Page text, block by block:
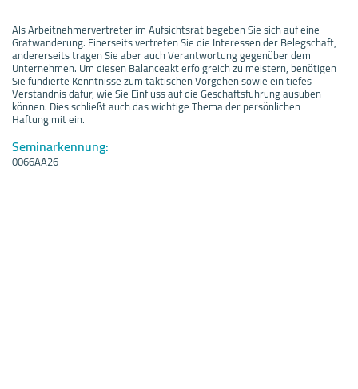
Als Arbeitnehmervertreter im Aufsichtsrat begeben Sie sich auf eine
Gratwanderung. Einerseits vertreten Sie die Interessen der Belegschaft,
andererseits tragen Sie aber auch Verantwortung gegenüber dem
Unternehmen. Um diesen Balanceakt erfolgreich zu meistern, benötigen
Sie fundierte Kenntnisse zum taktischen Vorgehen sowie ein tiefes
Verständnis dafür, wie Sie Einfluss auf die Geschäftsführung ausüben
können. Dies schließt auch das wichtige Thema der persönlichen
Haftung mit ein.
Seminarkennung:
0066AA26